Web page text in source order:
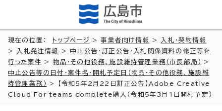
現在の位置： トップページ >事業者向け情報 >
入札・契約情報
>
入札発注情報 > 中止公告・訂正公告・入札関係資料の修正等を
行った案件
> 物品・その他役務、施設維持管理業務（市長部局）
>
中止公告等の日付・案件名・開札予定日（物品・その他役務、施設維
持管理業務）
> 【令和5年2月22日訂正公告】Adobe Creative
Cloud For teams complete購入（令和5年3月1日開札予定）